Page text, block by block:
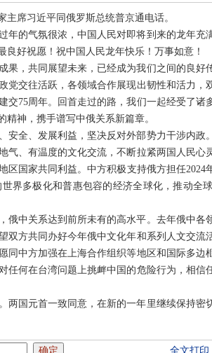
席习近平同俄罗斯总统普京通电话。
的气氛很浓，中国人民对即将到来的龙年充
好祝愿！祝中国人民龙年快乐！万事如意！
果，共同展望未来，已经成为我们之间的良好
交往活跃，各领域合作展现出韧性和活力，
75周年。回首走过的路，我们一起经受了诸
神，携手谱写中俄关系新篇章。
安全、发展利益，坚决反对外部势力干涉内政
气、有温度的文化交流，不断拉紧两国人民心
国家共同利益。中方积极支持俄方担任2024
界多极化和普惠包容的经济全球化，推动全
俄中关系达到前所未有的高水平。去年俄中各
方共同办好今年俄中文化年和系列人文交流
中方加强在上海合作组织等地区和国际多边
任何在台湾问题上挑衅中国的危险行为，相信
两国元首一致同意，在新的一年里继续保持密
全文打印